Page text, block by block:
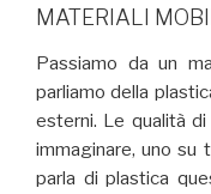
MATERIALI
Passiamo da un
parliamo della
esterni. Le qualità
immaginare, uno su
parla di plastica